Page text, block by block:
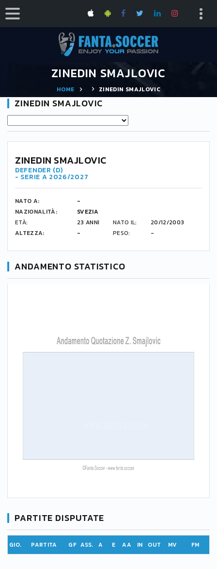
ZINEDIN SMAJLOVIC
HOME ZINEDIN SMAJLOVIC
ZINEDIN SMAJLOVIC
ZINEDIN SMAJLOVIC
DEFENDER (D)
- SERIE A 2026/2027
NATO A:
-
NAZIONALITÀ:
SVEZIA
ETÀ:
23 ANNI NATO IL:
20/12/2003
ALTEZZA:
- PESO: -
ANDAMENTO STATISTICO
PARTITE DISPUTATE
GIO. PARTITA GF ASS. A E AA IN OUT MV FM